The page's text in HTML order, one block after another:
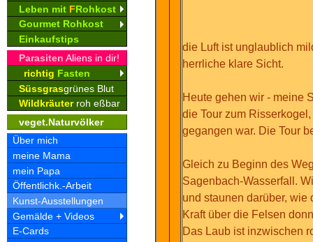
Leben mit FRohkost
Gourmet Rohkost
Einkaufstips
Parasiten Aliens in dir!
richtig Fasten
Süssgrasgrünes Blut
Wildkräuterroh eßbar
veget.Naturvölker
Über mich
meine Mama
mein Papa
Öffentlichk.-Arbeit
Kunst-Ausstellungen
Gemälde + Videos
E-Cards
die Luft ist unglaublich
herrliche klare Sicht.
Heute gehen wir - meine
die Tour zum
gegangen war. Die Tour
Gleich zu Beginn des
Sagenbach-Wasserfall.
und staunen darüber,
Kraft über die Felsen
Das Laub ist inzwischen